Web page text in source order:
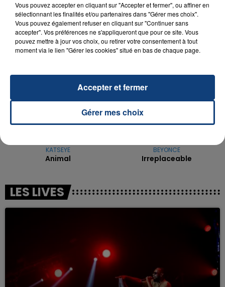
excuses.
TITRES DIFFUSÉS
KATSEYE
Animal
10h42
10h42
BEYONCE
Irreplaceable
LES LIVES
Vous pouvez accepter en cliquant sur "Accepter et fermer", ou affiner en
sélectionnant les finalités et/ou partenaires dans "Gérer mes choix".
Vous pouvez également refuser en cliquant sur "Continuer sans
accepter". Vos préférences ne s'appliqueront que pour ce site. Vous
pouvez mettre à jour vos choix, ou retirer votre consentement à tout
moment via le lien "Gérer les cookies" situé en bas de chaque page.
Gérer mes choix
Accepter et fermer